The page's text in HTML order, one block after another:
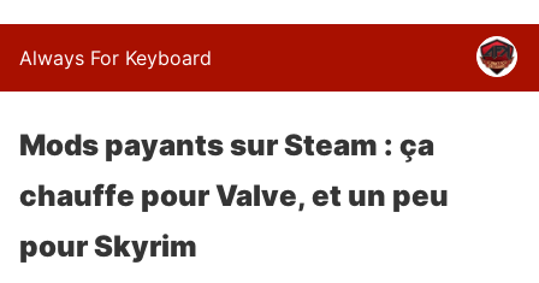
Always For Keyboard
Mods payants sur Steam : ça
chauffe pour Valve, et un peu
pour Skyrim